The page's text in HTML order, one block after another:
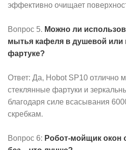
эффективно очищает
Вопрос 5. Можно ли
мытья кафеля в душевой или
фартуке?
Ответ: Да, Hobot SP10 отлично
стеклянные фартуки и
благодаря силе всасывания
скребкам.
Вопрос 6: Робот-мойщик окон